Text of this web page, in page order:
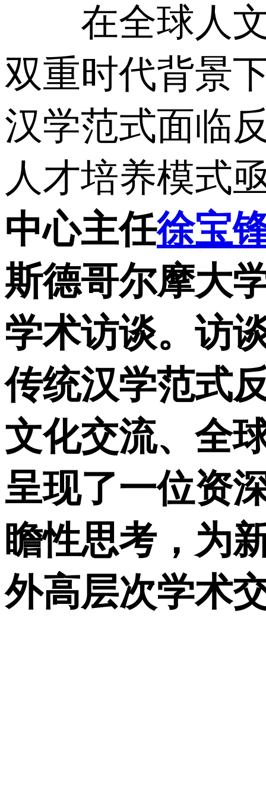
在全球人文
双重时代背景
汉学范式面临
人才培养模式
中心主任徐宝
斯德哥尔摩大
学术访谈。访
传统汉学范式
文化交流、全
呈现了一位资
瞻性思考，为
外高层次学术